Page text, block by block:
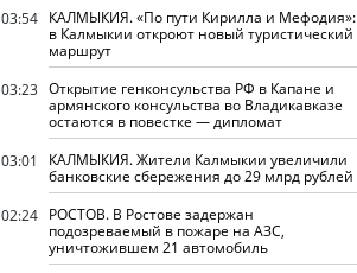
03:54 КАЛМЫКИЯ. «По пути Кирилла и Мефодия»:
в Калмыкии откроют новый туристический
маршрут
03:23 Открытие генконсульства РФ в Капане и
армянского консульства во Владикавказе
остаются в повестке — дипломат
03:01
КАЛМЫКИЯ. Жители Калмыкии увеличили
банковские сбережения до 29 млрд рублей
02:24 РОСТОВ. В Ростове задержан
подозреваемый в пожаре на АЗС,
уничтожившем 21 автомобиль